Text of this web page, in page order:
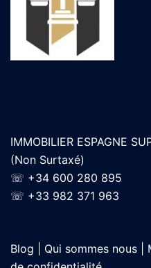
IMMOBILIER ESPAGNE
(Non Surtaxé)
☏ +34 600 280 895
☏ +33 982 371 963
Blog | Qui sommes nous |